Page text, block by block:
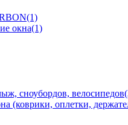
окна(1)
сноубордов,
(коврики, оплетки,